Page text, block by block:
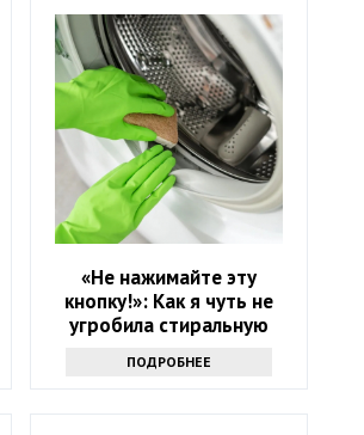
«Не нажимайте эту
кнопку!»: Как я чуть не
угробила стиральную
ситуацию
ПОДРОБНЕЕ